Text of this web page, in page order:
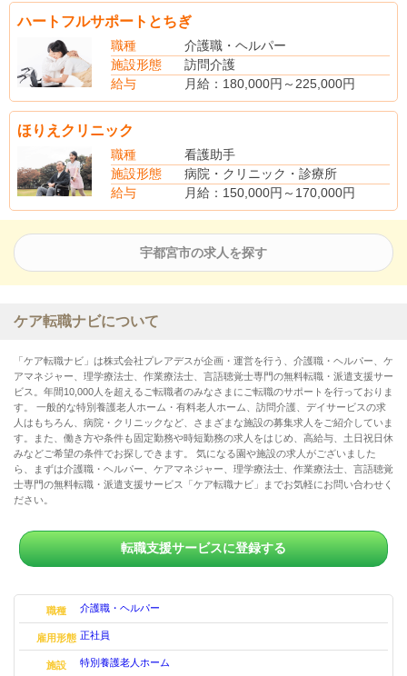
（別途手当）
夜勤手当 7,000円／回
資格手当
賞与あり（昨年度実績・年2回・4.00ヶ月分支給）
ハートフルサポートとちぎ
職種
介護職・ヘルパー
施設形態
訪問介護
給与
月給：180,000円～225,000円
(別途手当)
資格手当 0～5,000円
諸手当 0～10,000円
ほりえクリニック
職種
看護助手
施設形態
病院・クリニック・診療所
給与
月給：150,000円～170,000円
（手当内訳）
リハビリ手当5,000円～10,000円
（別途手当）
宇都宮市の求人を探す
ケア転職ナビについて
「ケア転職ナビ」は株式会社プレアデスが企画・運営を行う、介護職・ヘルパー、ケ
アマネジャー、理学療法士、作業療法士、言語聴覚士専門の無料転職・派遣支援サー
ビス。年間10,000人を超えるご転職者のみなさまにご転職のサポートを行っておりま
す。 一般的な特別養護老人ホーム・有料老人ホーム、訪問介護、デイサービスの求
人はもちろん、病院・クリニックなど、さまざまな施設の募集求人をご紹介していま
す。また、働き方や条件も固定勤務や時短勤務の求人をはじめ、高給与、土日祝日休
みなどご希望の条件でお探しできます。 気になる園や施設の求人がございました
ら、まずは介護職・ヘルパー、ケアマネジャー、理学療法士、作業療法士、言語聴覚
士専門の無料転職・派遣支援サービス「ケア転職ナビ」までお気軽にお問い合わせく
ださい。
転職支援サービスに登録する
職種 介護職・ヘルパー
雇用形態 正社員
施設 特別養護老人ホーム